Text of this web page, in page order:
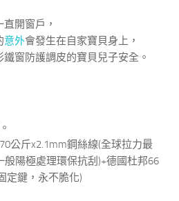
開窗戶，
意外會發生在自家寶貝身上，
窗防護調皮的寶貝兒子安全。
公斤x2.1mm鋼絲線(全球拉力最
般陽極處理環保抗刮)+德國杜邦66
定鍵，永不脆化)